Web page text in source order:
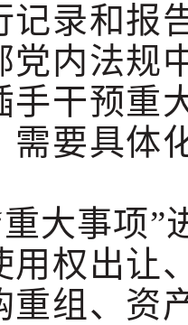
记录和报
党内法规
手干预重
需要具体
重大事项
用权出让
重组、资